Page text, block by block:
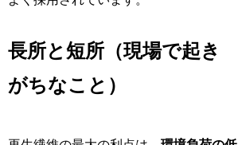
長所と短所（現場で起き
がちなこと）